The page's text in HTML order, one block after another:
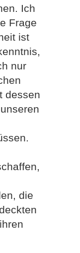
Ich
Frage
ist
nur
dessen
die